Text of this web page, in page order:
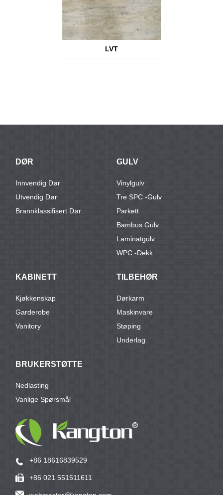
LVT
DØR
Innvendig Dør
Utvendig Dør
Brannklassifisert Dør
GULV
Vinylgulv
Tre SPC -gulv
Parkett
Bambus Gulv
Laminatgulv
WPC -dekk
KABINETT
Kjøkkenskap
Garderobe
Vanitory
TILBEHØR
Dørkarm
Maskinvare
Støping
Underlag
BRUKERSTØTTE
Nedlasting
Vanlige Spørsmål
+86 18616839529
+86 021 551511611